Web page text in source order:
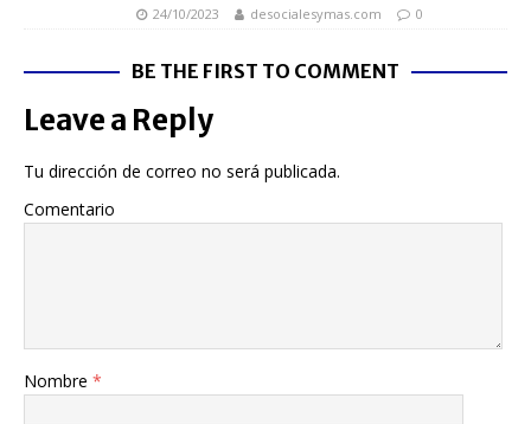
24/10/2023 desocialesymas.com 0
BE THE FIRST TO COMMENT
Leave a Reply
Tu dirección de correo no será publicada.
Comentario
Nombre *